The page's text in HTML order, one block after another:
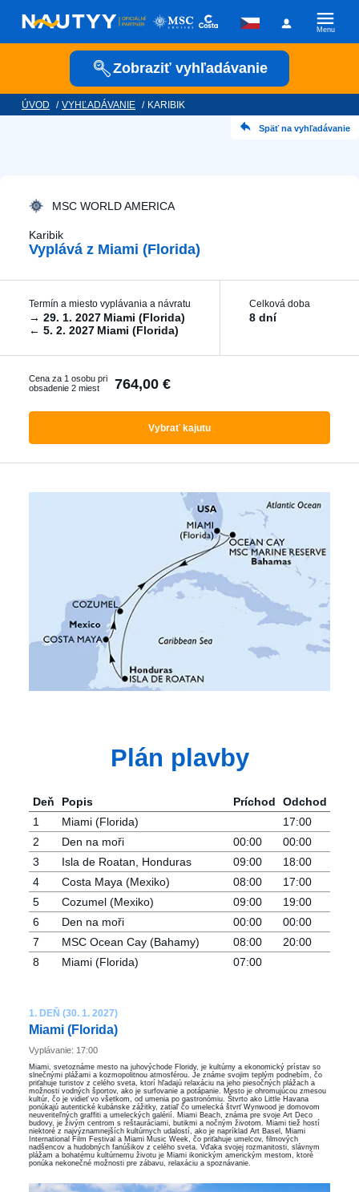
Menu
Zobraziť vyhľadávanie
Plavební společnost
Ktorákoľvek
Vyhľadať zájazdy
Akčné plavby
Pokročilé filtrování
Reset filtrů
ÚVOD / VYHĽADÁVANIE / KARIBIK
Späť na vyhľadávanie
Karibik
Vyplává z Miami (Florida)
MSC WORLD AMERICA
Termín a miesto vyplávania a návratu
→ 29. 1. 2027 Miami (Florida)
← 5. 2. 2027 Miami (Florida)
Celková doba
8 dní
Vybrať kajutu
Cena za 1 osobu pri
obsadenie 2 miest
764,00 €
Plán plavby
Deň Popis Príchod
Odchod
1
Miami (Florida)
17:00
2
Den na moři 00:00
00:00
3
Isla de Roatan, Honduras 09:00
18:00
4
Costa Maya (Mexiko) 08:00
17:00
5
Cozumel (Mexiko) 09:00
19:00
6
Den na moři 00:00
00:00
7
MSC Ocean Cay (Bahamy) 08:00
20:00
8
Miami (Florida) 07:00
1. DEŇ (30. 1. 2027)
Miami (Florida)
Vyplávanie: 17:00
Miami, svetoznáme mesto na juhovýchode Floridy, je kultúrny a ekonomický prístav so
slnečnými plážami a kozmopolitnou atmosférou. Je známe svojim teplým podnebím, čo
priťahuje turistov z celého sveta, ktorí hľadajú relaxáciu na jeho piesočných plážach a
možnosti vodných športov, ako je surfovanie a potápanie. Mesto je ohromujúcou zmesou
kultúr, čo je vidieť vo všetkom, od umenia po gastronómiu. Štvrto ako Little Havana
ponúkajú autentické kubánske zážitky, zatiaľ čo umelecká štvrť Wynwood je domovom
neuveriteľných graffiti a umeleckých galérií. Miami Beach, známa pre svoje Art Deco
budovy, je živým centrom s reštauráciami, butikmi a nočným životom. Miami tiež hostí
niektoré z najvýznamnejších kultúrnych udalostí, ako je napríklad Art Basel, Miami
International Film Festival a Miami Music Week, čo priťahuje umelcov, filmových
nadšencov a hudobných fanúšikov z celého sveta. Vďaka svojej rozmanitosti, slávnym
plážam a bohatému kultúrnemu životu je Miami ikonickým americkým mestom, ktoré
ponúka nekonečné možnosti pre zábavu, relaxáciu a spoznávanie.